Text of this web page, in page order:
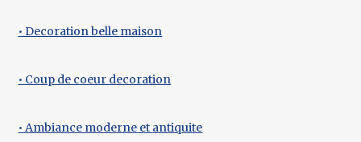
• Decoration belle maison
• Coup de coeur decoration
• Ambiance moderne et antiquite